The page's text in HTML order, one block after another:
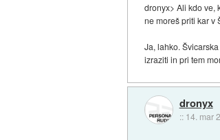
dronyx> Ali kdo ve,
ne moreš priti kar v
Ja, lahko.
izraziti in pri tem
dronyx
:: 14. mar